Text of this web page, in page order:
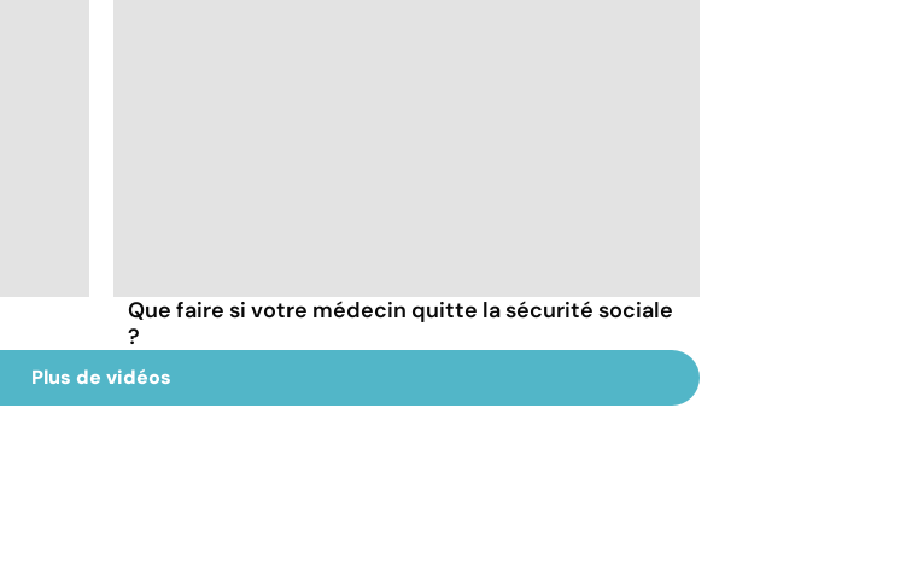
Que faire si votre médecin quitte la sécurité sociale
?
Plus de vidéos